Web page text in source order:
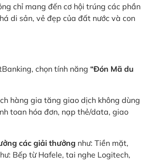
chỉ mang đến cơ hội trúng các phần
di sản, vẻ đẹp của đất nước và con
chọn tính năng “Đón Mã du
hàng gia tăng giao dịch không dùng
toan hóa đơn, nạp thẻ/data, giao
các giải thưởng như: Tiền mặt,
Bếp từ Hafele, tai nghe Logitech,